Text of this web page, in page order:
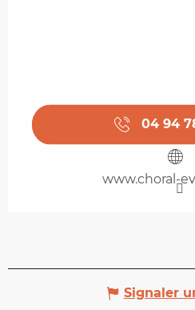
04 94
www.choral-
Signaler